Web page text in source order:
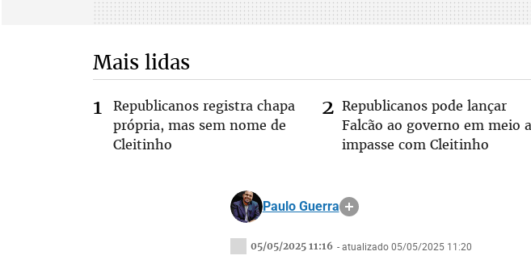
Mais lidas
Republicanos registra chapa
própria, mas sem nome de
Cleitinho
Republicanos pode lançar
Falcão ao governo em meio a
impasse com Cleitinho
Paulo Guerra
05/05/2025 11:16 - atualizado 05/05/2025 11:20